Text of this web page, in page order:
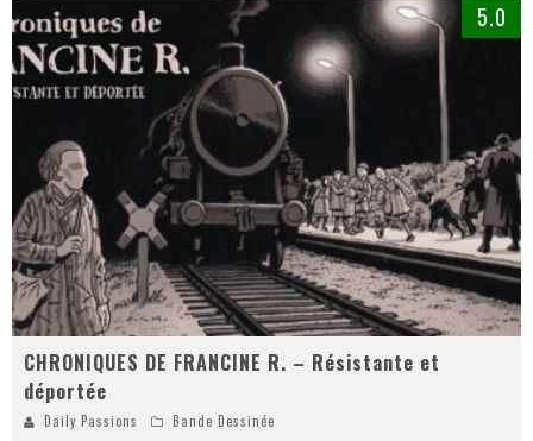
5.0
CHRONIQUES DE FRANCINE R. – Résistante et
déportée
Daily Passions Bande Dessinée